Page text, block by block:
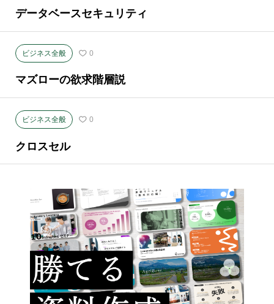
データベースセキュリティ
ビジネス全般 0
マズローの欲求階層説
ビジネス全般 0
クロスセル